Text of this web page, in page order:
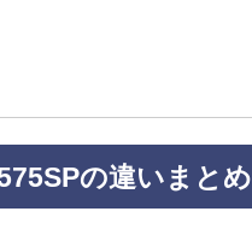
の違いまとめ